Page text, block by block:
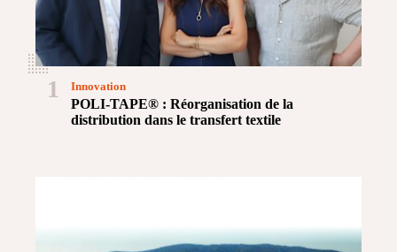
1
POLI-TAPE® : Réorganisation de la
distribution dans le transfert textile
Innovation